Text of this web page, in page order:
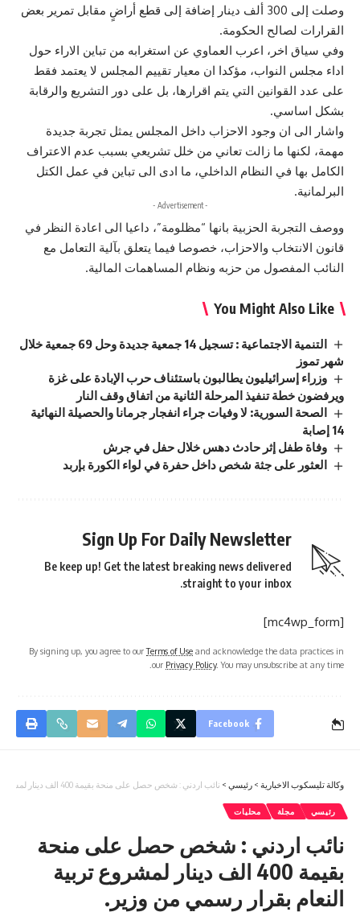
وصلت إلى 300 ألف دينار إضافة إلى قطع أراضٍ مقابل تمرير بعض
القرارات لصالح الحكومة.
وفي سياق اخر، اعرب العماوي عن استغرابه من تباين الاراء حول
اداء مجلس النواب، مؤكدا ان معيار تقييم المجلس لا يعتمد فقط
على عدد القوانين التي يتم اقرارها، بل على دور التشريع والرقابة
بشكل اساسي.
واشار الى ان وجود الاحزاب داخل المجلس يمثل تجربة جديدة
مهمة، لكنها ما زالت تعاني من خلل تشريعي بسبب عدم الاعتراف
الكامل بها في النظام الداخلي، ما ادى الى تباين في عمل الكتل
البرلمانية.
- Advertisement -
ووصف التجربة الحزبية بانها “مظلومة”، داعيا الى اعادة النظر في
قانون الانتخاب والاحزاب، خصوصا فيما يتعلق بآلية التعامل مع
النائب المفصول من حزبه ونظام المساهمات المالية.
You Might Also Like
التنمية الاجتماعية : تسجيل 14 جمعية جديدة وحل 69 جمعية خلال
شهر تموز
وزراء إسرائيليون يطالبون باستئناف حرب الإبادة على غزة
ويرفضون خطة تنفيذ المرحلة الثانية من اتفاق وقف النار
الصحة السورية: لا وفيات جراء انفجار جرمانا والحصيلة النهائية
14 إصابة
وفاة طفل إثر حادث دهس خلال حفل في جرش
العثور على جثة شخص داخل حفرة في لواء الكورة بإربد
Sign Up For Daily Newsletter
Be keep up! Get the latest breaking news delivered
straight to your inbox.
[mc4wp_form]
By signing up, you agree to ourTerms of Use and acknowledge the data practices in
our Privacy Policy. You may unsubscribe at any time.
Facebook
وكالة تليسكوب الاخبارية > رئيسي > نائب اردني : شخص حصل على منحة بقيمة 400 الف دينار لمشروع تربية النعام بقرار رسمي من وزير.
رئيسي مجلة محليات
نائب اردني : شخص حصل على منحة
بقيمة 400 الف دينار لمشروع تربية
النعام بقرار رسمي من وزير.